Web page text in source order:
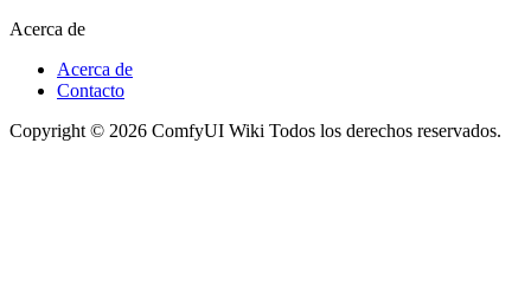
Acerca de
Acerca de
Contacto
Copyright © 2026 ComfyUI Wiki Todos los derechos reservados.